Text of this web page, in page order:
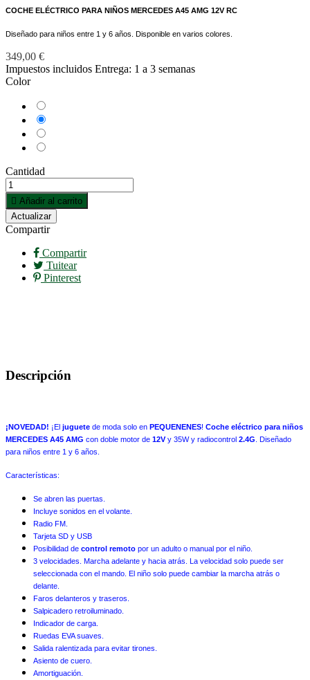
COCHE ELÉCTRICO PARA NIÑOS MERCEDES A45 AMG 12V RC
Diseñado para niños entre 1 y 6 años. Disponible en varios colores.
349,00 €
Impuestos incluidos Entrega: 1 a 3 semanas
Color
Cantidad
 Añadir al carrito
Compartir
Compartir
Tuitear
Pinterest
Descripción
¡NOVEDAD! ¡El juguete de moda solo en PEQUENENES! Coche eléctrico para niños
MERCEDES A45 AMG con doble motor de 12Vy 35W y radiocontrol 2.4G . Diseñado
para niños entre 1 y 6 años.
Características:
Se abren las puertas.
Incluye sonidos en el volante.
Radio FM.
Tarjeta SD y USB
Posibilidad de control remoto por un adulto o manual por el niño.
3 velocidades. Marcha adelante y hacia atrás. La velocidad solo puede ser
seleccionada con el mando. El niño solo puede cambiar la marcha atrás o
delante.
Faros delanteros y traseros.
Salpicadero retroiluminado.
Indicador de carga.
Ruedas EVA suaves.
Salida ralentizada para evitar tirones.
Asiento de cuero.
Amortiguación.